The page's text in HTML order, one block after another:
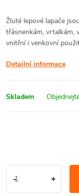
Žluté lepové lapače
třásnenkám, vrtalkám,
vnitřní i venkovní
Detailní informace
Skladem